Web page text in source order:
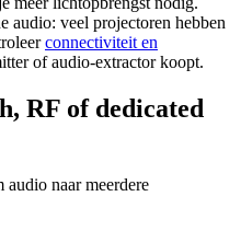
audio: veel projectoren hebben
connectiviteit en
of audio-extractor koopt.
RF of dedicated
naar meerdere